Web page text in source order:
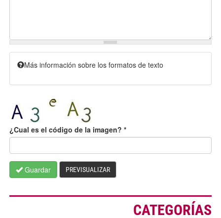
Más información sobre los formatos de texto
¿Cual es el código de la imagen? *
Guardar PREVISUALIZAR
CATEGORÍAS